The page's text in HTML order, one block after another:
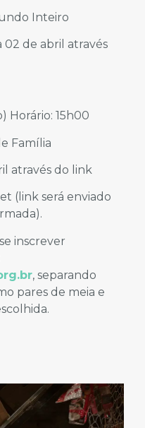
Inteiro
02 de abril através
Horário: 15h00
Família
através do link
(link será enviado
inscrever
, separando
pares de meia e